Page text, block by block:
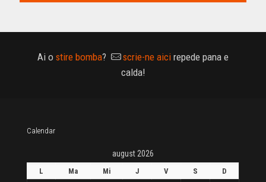
Ai o stire bomba? scrie-ne aici repede pana e
calda!
Calendar
august 2026
L Ma Mi J V S
D